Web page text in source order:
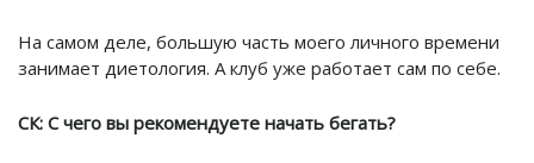
На самом деле, большую часть моего личного времени
занимает диетология. А клуб уже работает сам по себе.
СК: С чего вы рекомендуете начать бегать?